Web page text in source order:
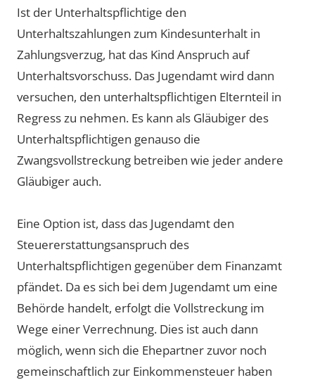
Ist der Unterhaltspflichtige den
Unterhaltszahlungen zum Kindesunterhalt in
Zahlungsverzug, hat das Kind Anspruch auf
Unterhaltsvorschuss. Das Jugendamt wird dann
versuchen, den unterhaltspflichtigen Elternteil in
Regress zu nehmen. Es kann als Gläubiger des
Unterhaltspflichtigen genauso die
Zwangsvollstreckung betreiben wie jeder andere
Gläubiger auch.
Eine Option ist, dass das Jugendamt den
Steuererstattungsanspruch des
Unterhaltspflichtigen gegenüber dem Finanzamt
pfändet. Da es sich bei dem Jugendamt um eine
Behörde handelt, erfolgt die Vollstreckung im
Wege einer Verrechnung. Dies ist auch dann
möglich, wenn sich die Ehepartner zuvor noch
gemeinschaftlich zur Einkommensteuer haben